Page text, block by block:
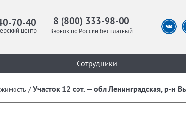
70-40
центр
8 (800) 333-98-00
Звонок по России бесплатный
Сотрудники
/ Участок 12 сот. — обл Ленинградская, р-н